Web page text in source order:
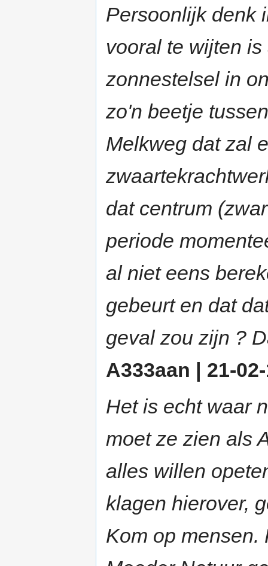
Persoonlijk denk
vooral te wijten
zonnestelsel in
zo'n beetje
Melkweg dat zal
dat centrum
periode
al niet eens
gebeurt en dat
geval zou zijn ?
A333aan | 21-
Het is echt waar
moet ze zien als
alles willen
klagen hierover,
Kom op mensen.